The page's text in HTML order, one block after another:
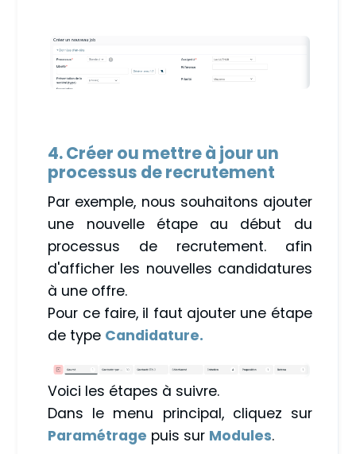
4. Créer ou mettre à jour un
processus de recrutement
Par exemple, nous souhaitons ajouter
une nouvelle étape au début du
processus de recrutement. afin
d'afficher les nouvelles candidatures
à une offre.
Pour ce faire, il faut ajouter une étape
de type Candidature.
Voici les étapes à suivre.
Dans le menu principal, cliquez sur
Paramétrage puis sur Modules.